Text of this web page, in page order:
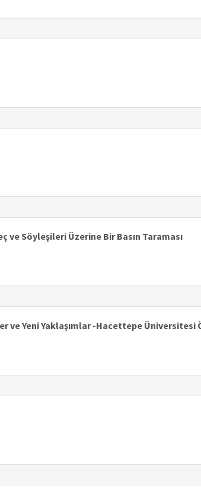
ve Söyleşileri Üzerine Bir Basın Taraması
ve Yeni Yaklaşımlar -Hacettepe Üniversitesi